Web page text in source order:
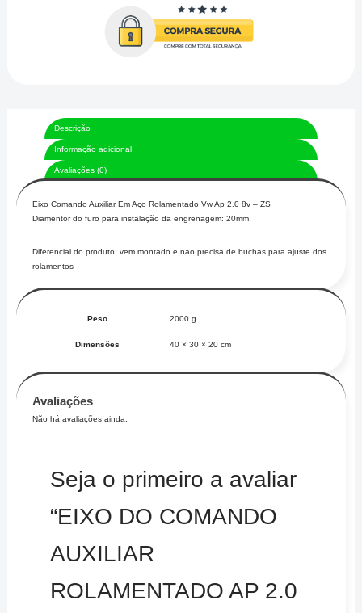
Descrição
Informação adicional
Avaliações (0)
Eixo Comando Auxiliar Em Aço Rolamentado Vw Ap 2.0 8v – ZS
Diamentor do furo para instalação da engrenagem: 20mm
Diferencial do produto: vem montado e nao precisa de buchas para ajuste dos
rolamentos
Peso 2000 g
Dimensões 40 × 30 × 20 cm
Avaliações
Não há avaliações ainda.
Seja o primeiro a avaliar
“EIXO DO COMANDO
AUXILIAR
ROLAMENTADO AP 2.0